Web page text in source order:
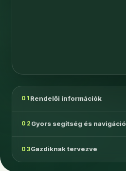
01 Rendelői információk
02 Gyors segítség és navigáció
03Gazdiknak tervezve